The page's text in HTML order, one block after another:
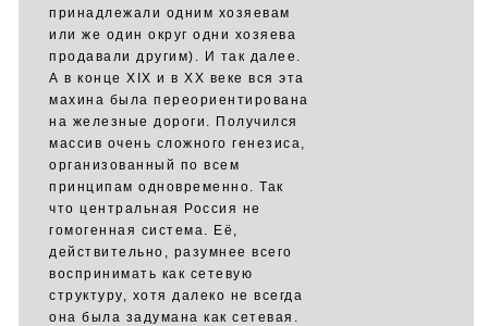
принадлежали одним хозяевам
или же один округ одни хозяева
продавали другим). И так далее.
А в конце XIX и в ХХ веке вся эта
махина была переориентирована
на железные дороги. Получился
массив очень сложного генезиса,
организованный по всем
принципам одновременно. Так
что центральная Россия не
гомогенная система. Её,
действительно, разумнее всего
воспринимать как сетевую
структуру, хотя далеко не всегда
она была задумана как сетевая.